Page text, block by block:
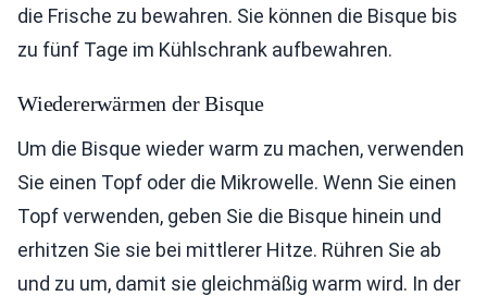
die Frische zu bewahren. Sie können die Bisque bis
zu fünf Tage im Kühlschrank aufbewahren.
Wiedererwärmen der Bisque
Um die Bisque wieder warm zu machen, verwenden
Sie einen Topf oder die Mikrowelle. Wenn Sie einen
Topf verwenden, geben Sie die Bisque hinein und
erhitzen Sie sie bei mittlerer Hitze. Rühren Sie ab
und zu um, damit sie gleichmäßig warm wird. In der